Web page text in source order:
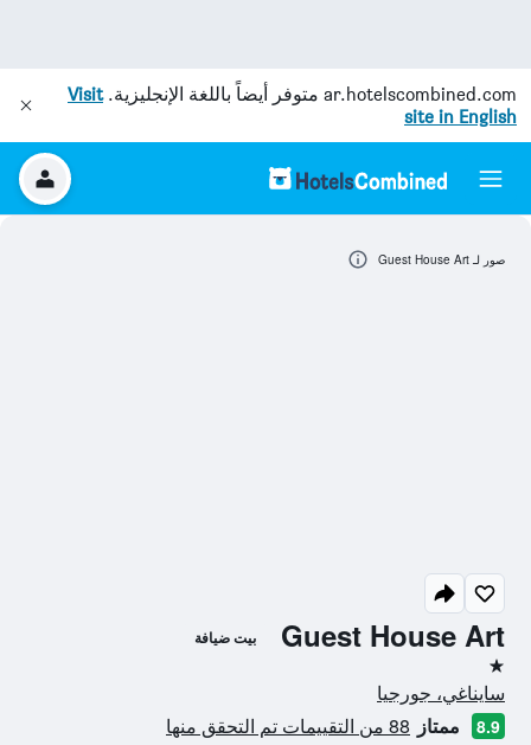
ar.hotelscombined.com متوفر أيضاً باللغة الإنجليزية.Visit
site in English
Guest House Art بيت ضيافة
نجمة واحدة
سايناغي، جورجيا
8.9 ممتاز 88 من التقييمات تم التحقق منها
صور لـ Guest House Art